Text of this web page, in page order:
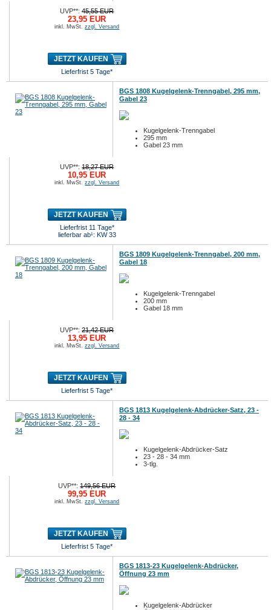
UVP**:45,55 EUR
23,95 EUR
inkl. MwSt.zzgl. Versand
JETZT KAUFEN
Lieferfrist 5 Tage*
BGS 1808 Kugelgelenk-Trenngabel, 295 mm,
Gabel 23
Kugelgelenk-Trenngabel
295 mm
Gabel 23 mm
UVP**:18,27 EUR
10,95 EUR
inkl. MwSt.zzgl. Versand
JETZT KAUFEN
Lieferfrist 11 Tage*
lieferbar ab¹: KW 33
BGS 1809 Kugelgelenk-Trenngabel, 200 mm,
Gabel 18
Kugelgelenk-Trenngabel
200 mm
Gabel 18 mm
UVP**:21,42 EUR
13,95 EUR
inkl. MwSt.zzgl. Versand
JETZT KAUFEN
Lieferfrist 5 Tage*
BGS 1813 Kugelgelenk-Abdrücker-Satz, 23 -
28 - 34
Kugelgelenk-Abdrücker-Satz
23 - 28 - 34 mm
3-tlg.
UVP**:149,56 EUR
99,95 EUR
inkl. MwSt.zzgl. Versand
JETZT KAUFEN
Lieferfrist 5 Tage*
BGS 1813-23 Kugelgelenk-Abdrücker,
Öffnung 23 mm
Kugelgelenk-Abdrücker